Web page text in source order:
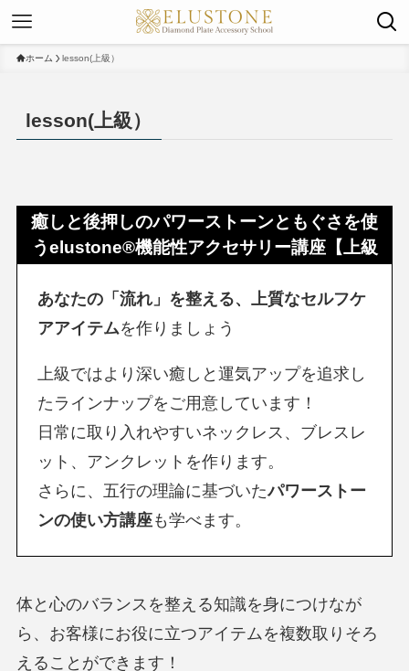
ホーム lesson(上級）
lesson(上級）
癒しと後押しのパワーストーンともぐさを使
うelustone®機能性アクセサリー講座【上級
あなたの「流れ」を整える、上質なセルフケ
アアイテムを作りましょう
上級ではより深い癒しと運気アップを追求し
たラインナップをご用意しています！
日常に取り入れやすいネックレス、ブレスレ
ット、アンクレットを作ります。
さらに、五行の理論に基づいたパワーストー
ンの使い方講座も学べます。
体と心のバランスを整える知識を身につけなが
ら、お客様にお役に立つアイテムを複数取りそろ
えることができます！